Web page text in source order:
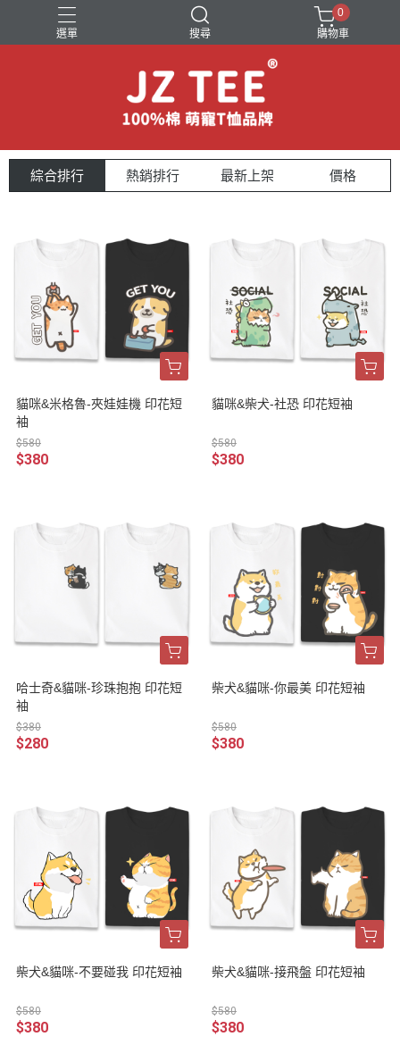
選單 搜尋
狗狗圖案短袖T恤
萌寵互動短袖T恤
0
購物車
綜合排行 熱銷排行 最新上架 價格
貓咪&米格魯-夾娃娃機 印花短
袖
$580
$380
貓咪&柴犬-社恐 印花短袖
$580
$380
哈士奇&貓咪-珍珠抱抱 印花短
袖
$380
$280
柴犬&貓咪-你最美 印花短袖
$580
$380
柴犬&貓咪-不要碰我 印花短袖
$580
$380
柴犬&貓咪-接飛盤 印花短袖
$580
$380